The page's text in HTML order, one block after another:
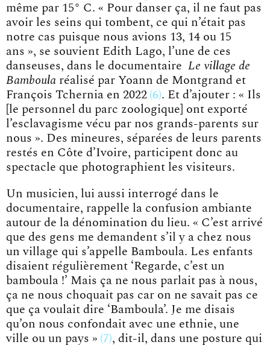
même par 15° C. « Pour danser ça, il ne faut pas
avoir les seins qui tombent, ce qui n’était pas
notre cas puisque nous avions 13, 14 ou 15
ans », se souvient Edith Lago, l’une de ces
danseuses, dans le documentaire Le village de
Bamboula réalisé par Yoann de Montgrand et
François Tchernia en 2022 6 . Et d’ajouter : « Ils
[le personnel du parc zoologique] ont exporté
l’esclavagisme vécu par nos grands-parents sur
nous ». Des mineures, séparées de leurs parents
restés en Côte d’Ivoire, participent donc au
spectacle que photographient les visiteurs.
Un musicien, lui aussi interrogé dans le
documentaire, rappelle la confusion ambiante
autour de la dénomination du lieu. « C’est arrivé
que des gens me demandent s’il y a chez nous
un village qui s’appelle Bamboula. Les enfants
disaient régulièrement ‘Regarde, c’est un
bamboula !’ Mais ça ne nous parlait pas à nous,
ça ne nous choquait pas car on ne savait pas ce
que ça voulait dire ‘Bamboula’. Je me disais
qu’on nous confondait avec une ethnie, une
ville ou un pays » 7 , dit-il, dans une posture qui